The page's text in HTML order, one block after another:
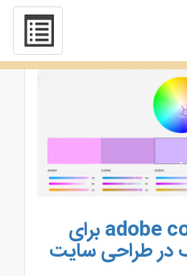
استفاده از ابزار adobe color برای
در طراحی سایت